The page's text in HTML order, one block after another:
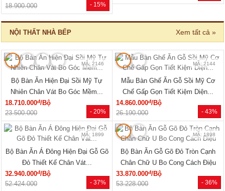
- 40%
Giường Ngủ Gỗ Sồi Mỹ Kẻ Rãnh
Hiện Đại Đẹp Giá Siêu Rẻ
5.940.000đ/Cái
9.960.000
- 31%
Giường Ngủ Sồi Tự Nhiên Chân
Thấp Hiện Đại Bo Góc Sang...
17.820.000
25.800.000
🔥 Combo giường tủ 🔥 Bán chạy